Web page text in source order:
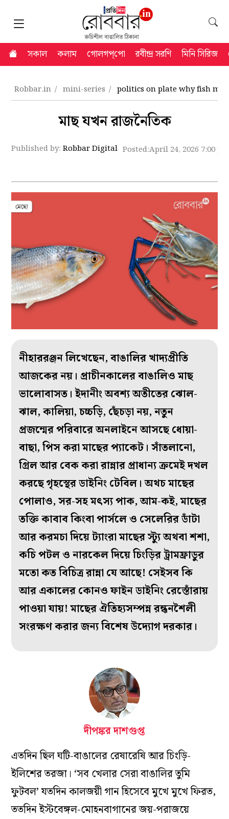
সকাল কলাম গোলগপ্‌পো রবীন্দ্র সরণি মিনি সিরিজ
Robbar.in mini-series politics on plate why fish
মাছ যখন রাজনৈতিক
Published by:Robbar Digital Posted:April 24, 2026 7:00
নীহাররঞ্জন লিখেছেন, বাঙালির খাদ্যপ্রীতি
আজকের নয়। প্রাচীনকালের বাঙালিও মাছ
ভালোবাসত। ইদানীং অবশ্য অতীতের ঝোল-
ঝাল, কালিয়া, চচ্চড়ি, ছেঁচড়া নয়, নতুন
প্রজন্মের পরিবারে অনলাইনে আসছে ধোয়া-
বাছা, পিস করা মাছের প্যাকেট। সাঁতলানো,
গ্রিল আর বেক করা রান্নার প্রাধান্য ক্রমেই দখল
করছে গৃহস্থের ডাইনিং টেবিল। অথচ মাছের
পোলাও, সর-সহ মৎস্য পাক, আম-কই, মাছের
তক্তি কাবাব কিংবা পার্সলে ও সেলেরির ডাঁটা
আর করমচা দিয়ে ট্যাংরা মাছের স্ট্যু অথবা শশা,
কচি পটল ও নারকেল দিয়ে চিংড়ির ট্রামফ্রাডুর
মতো কত বিচিত্র রান্না যে আছে! সেইসব কি
আর একালের কোনও ফাইন ডাইনিং রেস্তোঁরায়
পাওয়া যায়! মাছের ঐতিহ্যসম্পন্ন রন্ধনশৈলী
সংরক্ষণ করার জন্য বিশেষ উদ্যোগ দরকার।
দীপঙ্কর দাশগুপ্ত
এতদিন ছিল ঘটি-বাঙালের রেষারেষি আর চিংড়ি-
ইলিশের তরজা। ‘সব খেলার সেরা বাঙালির তুমি
ফুটবল’ যতদিন কালজয়ী গান হিসেবে মুখে মুখে ফিরত,
ততদিন ইস্টবেঙ্গল-মোহনবাগানের জয়-পরাজয়ে